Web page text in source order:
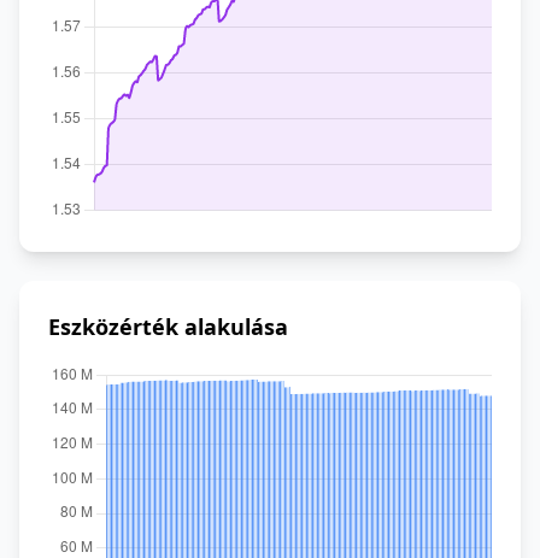
Eszközérték alakulása